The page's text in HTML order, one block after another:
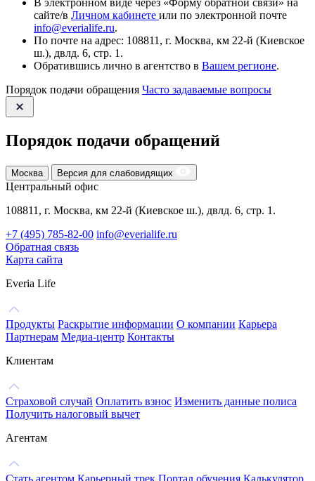
сайте/в Личном кабинете или по электронной почте
info@everialife.ru.
По почте на адрес: 108811, г. Москва, км 22-й (Киевское
ш.), двлд. 6, стр. 1.
Обратившись лично в агентство в Вашем регионе.
Порядок подачи обращения Часто задаваемые вопросы
Порядок подачи обращений
Москва Версия для слабовидящих
Центральный офис
108811, г. Москва, км 22-й (Киевское ш.), двлд. 6, стр. 1.
+7 (495) 785-82-00 info@everialife.ru
Обратная связь
Карта сайта
Everia Life
Продукты Раскрытие информации О компании Карьера
Партнерам Медиа-центр Контакты
Клиентам
Страховой случай Оплатить взнос Изменить данные полиса
Получить налоговый вычет
Агентам
Стать агентом Карьерный трек Портал обучения Калькулятор